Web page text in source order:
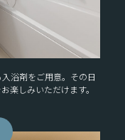
浴剤をご用意。その日
楽しみいただけます。